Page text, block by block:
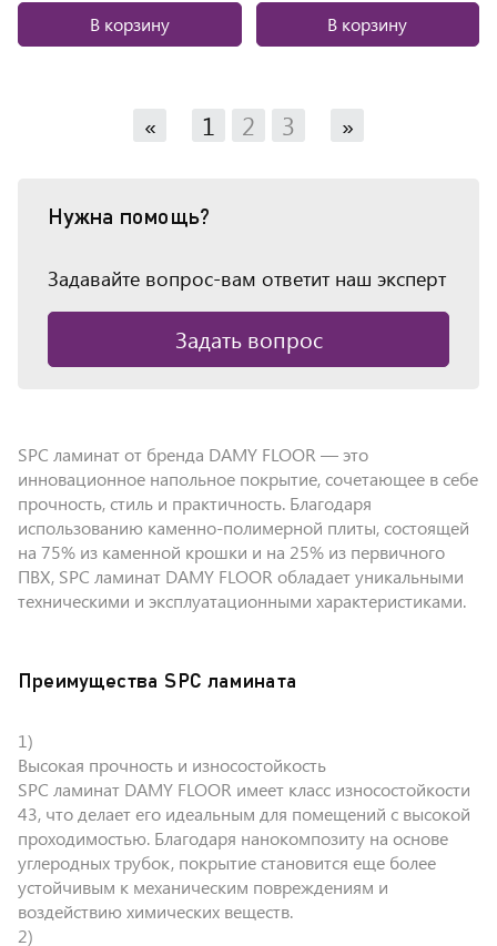
В корзину В корзину
« 1 2 3 »
Нужна помощь?
Задавайте вопрос-вам ответит наш эксперт
Задать вопрос
SPC ламинат от бренда DAMY FLOOR — это
инновационное напольное покрытие, сочетающее в себе
прочность, стиль и практичность. Благодаря
использованию каменно-полимерной плиты, состоящей
на 75% из каменной крошки и на 25% из первичного
ПВХ, SPC ламинат DAMY FLOOR обладает уникальными
техническими и эксплуатационными характеристиками.
Преимущества SPC ламината
Высокая прочность и износостойкость
SPC ламинат DAMY FLOOR имеет класс износостойкости
43, что делает его идеальным для помещений с высокой
проходимостью. Благодаря нанокомпозиту на основе
углеродных трубок, покрытие становится еще более
устойчивым к механическим повреждениям и
воздействию химических веществ.